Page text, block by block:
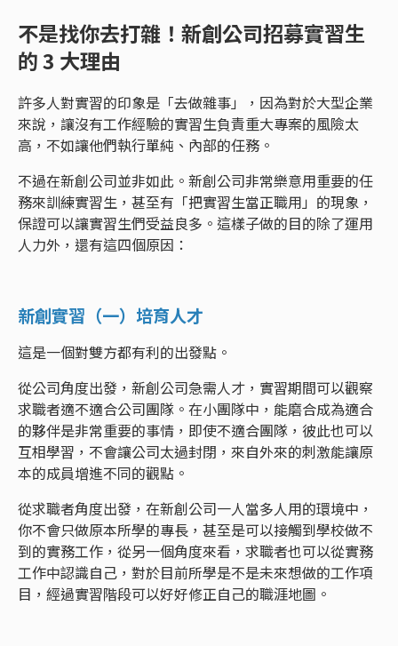
不是找你去打雜！新創公司招募實習生
的 3 大理由
許多人對實習的印象是「去做雜事」，因為對於大型企業
來說，讓沒有工作經驗的實習生負責重大專案的風險太
高，不如讓他們執行單純、內部的任務。
不過在新創公司並非如此。新創公司非常樂意用重要的任
務來訓練實習生，甚至有「把實習生當正職用」的現象，
保證可以讓實習生們受益良多。這樣子做的目的除了運用
人力外，還有這四個原因：
新創實習（一）培育人才
這是一個對雙方都有利的出發點。
從公司角度出發，新創公司急需人才，實習期間可以觀察
求職者適不適合公司團隊。在小團隊中，能磨合成為適合
的夥伴是非常重要的事情，即使不適合團隊，彼此也可以
互相學習，不會讓公司太過封閉，來自外來的刺激能讓原
本的成員增進不同的觀點。
從求職者角度出發，在新創公司一人當多人用的環境中，
你不會只做原本所學的專長，甚至是可以接觸到學校做不
到的實務工作，從另一個角度來看，求職者也可以從實務
工作中認識自己，對於目前所學是不是未來想做的工作項
目，經過實習階段可以好好修正自己的職涯地圖。